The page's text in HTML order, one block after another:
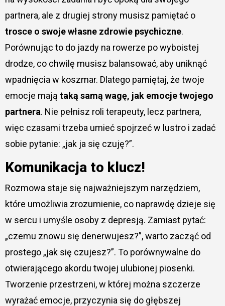
partnera, ale z drugiej strony musisz pamiętać o
trosce o swoje własne zdrowie psychiczne.
Porównując to do jazdy na rowerze po wyboistej
drodze, co chwilę musisz balansować, aby uniknąć
wpadnięcia w koszmar. Dlatego pamiętaj, że twoje
emocje mają taką samą wagę, jak emocje twojego
partnera. Nie pełnisz roli terapeuty, lecz partnera,
więc czasami trzeba umieć spojrzeć w lustro i zadać
sobie pytanie: „jak ja się czuję?”.
Komunikacja to klucz!
Rozmowa staje się najważniejszym narzędziem,
które umożliwia zrozumienie, co naprawdę dzieje się
w sercu i umyśle osoby z depresją. Zamiast pytać:
„czemu znowu się denerwujesz?”, warto zacząć od
prostego „jak się czujesz?”. To porównywalne do
otwierającego akordu twojej ulubionej piosenki.
Tworzenie przestrzeni, w której można szczerze
wyrażać emocje, przyczynia się do głębszej